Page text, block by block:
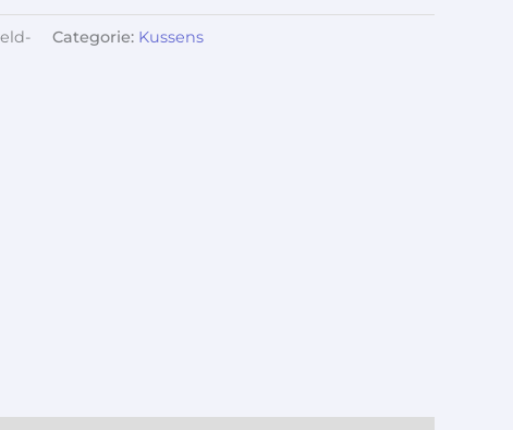
Categorie: Kussens